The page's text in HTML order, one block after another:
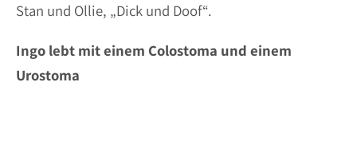
Stan und Ollie, „Dick und Doof“.
Ingo lebt mit einem Colostoma und einem
Urostoma